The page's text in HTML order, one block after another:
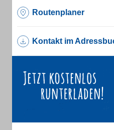
Routenplaner
Kontakt im